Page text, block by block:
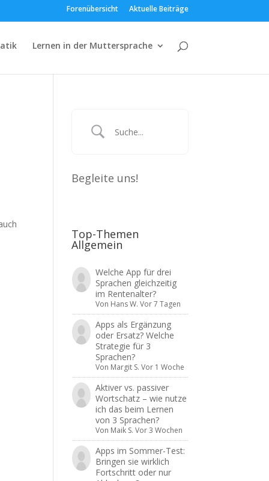
Forenübersicht Aktuelle Beiträge
Lernen in der Muttersprache
Begleite uns!
Top-Themen
Allgemein
Welche App für drei
Sprachen gleichzeitig
im Rentenalter?
Von Hans W. Vor 7 Tagen
Apps als Ergänzung
oder Ersatz? Welche
Strategie für 3
Sprachen?
Von Margit S. Vor 1 Woche
Aktiver vs. passiver
Wortschatz – wie nutze
ich das beim Lernen
von 3 Sprachen?
Von Maik S. Vor 3 Wochen
Apps im Sommer-Test:
Bringen sie wirklich
Fortschritt oder nur